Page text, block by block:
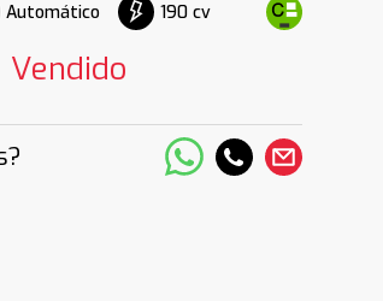
Automático 190 cv
Vendido